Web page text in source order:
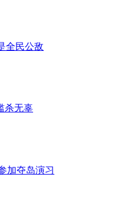
全民公敌
杀无辜
加夺岛演习